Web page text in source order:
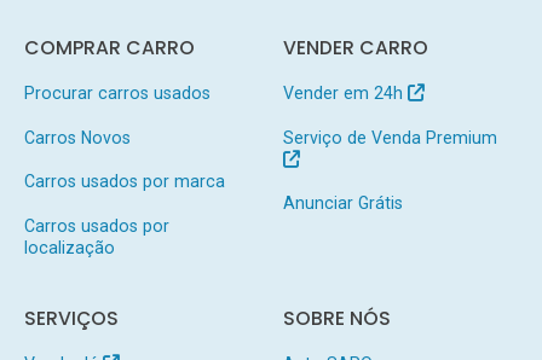
COMPRAR CARRO
Procurar carros usados
Carros Novos
Carros usados por marca
Carros usados por
localização
VENDER CARRO
Vender em 24h
Serviço de Venda Premium
Anunciar Grátis
SERVIÇOS SOBRE NÓS